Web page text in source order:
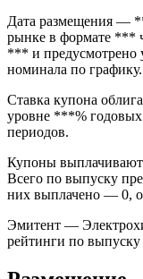
Дата размещения —
рынке в формате ***
*** и предусмотрено
номинала по графику.
Ставка купона
уровне ***%
периодов.
Купоны
Всего по выпуску
них выплачено — 0,
Эмитент —
рейтинги по